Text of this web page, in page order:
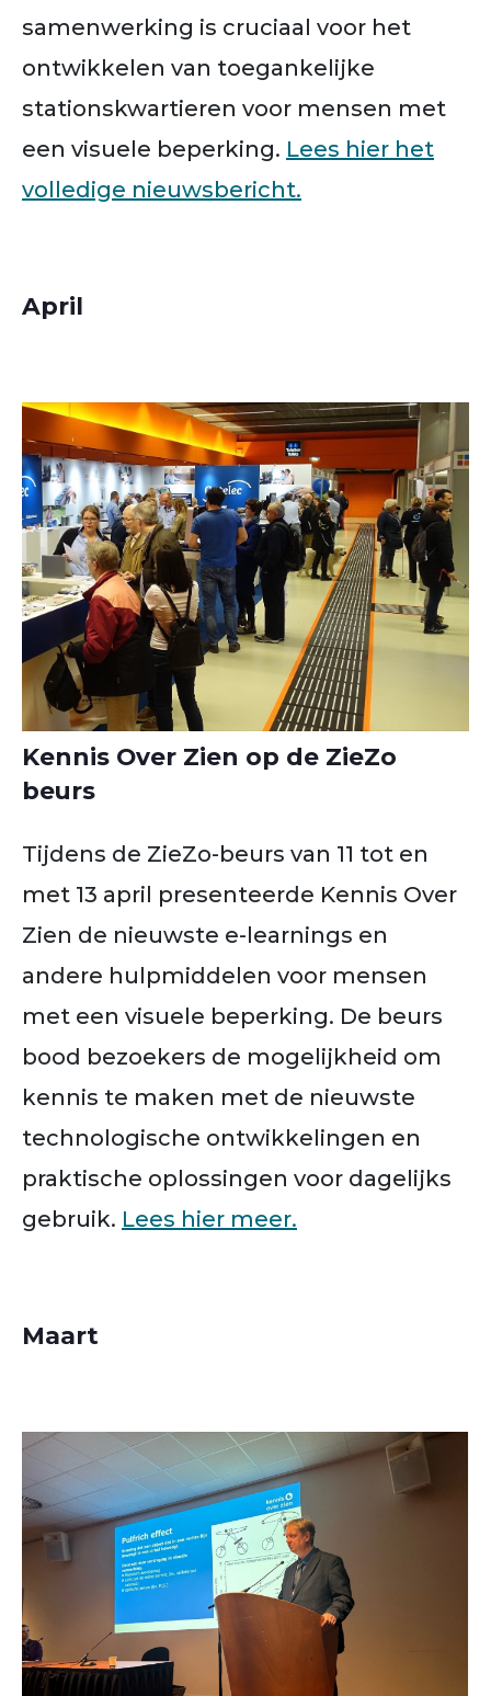
samenwerking is cruciaal voor het
ontwikkelen van toegankelijke
stationskwartieren voor mensen met
een visuele beperking. Lees hier het
volledige nieuwsbericht.
April
Kennis Over Zien op de ZieZo
beurs
Tijdens de ZieZo-beurs van 11 tot en
met 13 april presenteerde Kennis Over
Zien de nieuwste e-learnings en
andere hulpmiddelen voor mensen
met een visuele beperking. De beurs
bood bezoekers de mogelijkheid om
kennis te maken met de nieuwste
technologische ontwikkelingen en
praktische oplossingen voor dagelijks
gebruik. Lees hier meer.
Maart